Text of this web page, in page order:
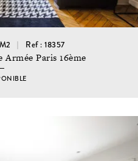
Ref : 18357
Armée Paris 16ème